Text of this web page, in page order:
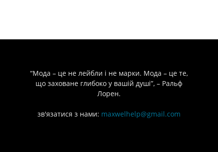
“Мода – це не лейбли і не марки. Мода – це те,
що заховане глибоко у вашій душі”, – Ральф
Лорен.
зв'язатися з нами: maxwelhelp@gmail.com